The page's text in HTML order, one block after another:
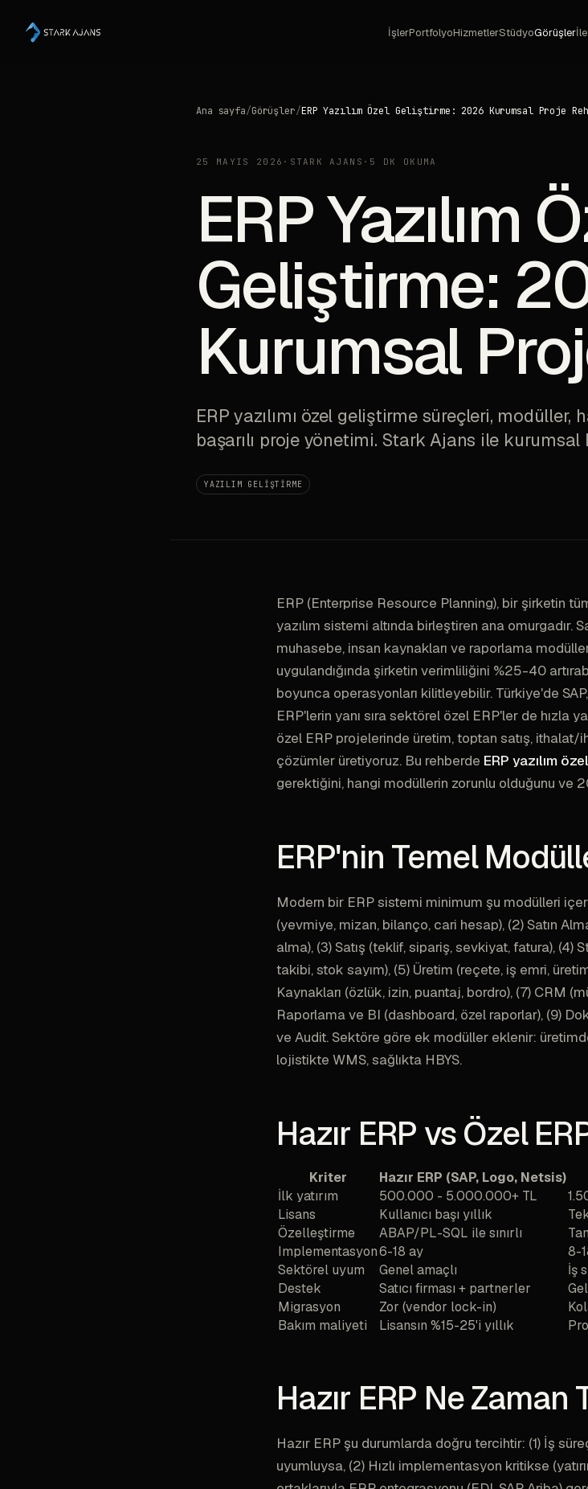
İşlerPortfolyoHizmetlerStüdyoGörüşler
Ana sayfa/Görüşler/ERP Yazılım Özel Geliştirme: 2026 Kurumsal Proje
25 MAYIS 2026 · STARK AJANS · 5 DK OKUMA
ERP Yazılım
Geliştirme:
Kurumsal
ERP yazılımı özel geliştirme süreçleri, modüller,
başarılı proje yönetimi. Stark Ajans ile kurumsal
YAZILIM GELIŞTIRME
ERP (Enterprise Resource Planning), bir şirketin
yazılım sistemi altında birleştiren ana omurgadır.
muhasebe, insan kaynakları ve raporlama
uygulandığında şirketin verimliliğini %25-40
boyunca operasyonları kilitleyebilir. Türkiye'de
ERP'lerin yanı sıra sektörel özel ERP'ler de hızla
özel ERP projelerinde üretim, toptan satış, ithalat/
çözümler üretiyoruz. Bu rehberde ERP yazılım
gerektiğini, hangi modüllerin zorunlu olduğunu ve
ERP'nin Temel
Modern bir ERP sistemi minimum şu modülleri
(yevmiye, mizan, bilanço, cari hesap), (2) Satın
alma), (3) Satış (teklif, sipariş, sevkiyat, fatura),
takibi, stok sayım), (5) Üretim (reçete, iş emri,
Kaynakları (özlük, izin, puantaj, bordro), (7) CRM
Raporlama ve BI (dashboard, özel raporlar), (9)
ve Audit. Sektöre göre ek modüller eklenir:
lojistikte WMS, sağlıkta HBYS.
Hazır ERP vs Özel
Kriter Hazır ERP (SAP, Logo, Netsis)
İlk yatırım
500.000 - 5.000.000+ TL
Lisans
Kullanıcı başı yıllık
Özelleştirme
ABAP/PL-SQL ile sınırlı
Implementasyon6-18 ay
8-
Sektörel uyum
Genel amaçlı
İş
Destek
Satıcı firması + partnerler
Migrasyon
Zor (vendor lock-in)
Bakım maliyeti
Lisansın %15-25'i yıllık
Hazır ERP Ne Zaman
Hazır ERP şu durumlarda doğru tercihtir: (1) İş
uyumluysa, (2) Hızlı implementasyon kritikse